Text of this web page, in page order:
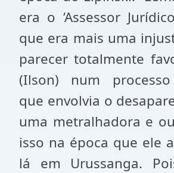
era o ‘Assessor
que era mais uma
parecer totalmente
(Ilson) num
que envolvia o
uma metralhadora e
isso na época que ele
lá em Urussanga.